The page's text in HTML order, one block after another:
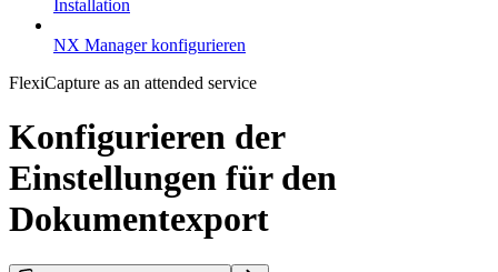
Installation
NX Manager konfigurieren
FlexiCapture as an attended service
Konfigurieren der
Einstellungen für den
Dokumentexport